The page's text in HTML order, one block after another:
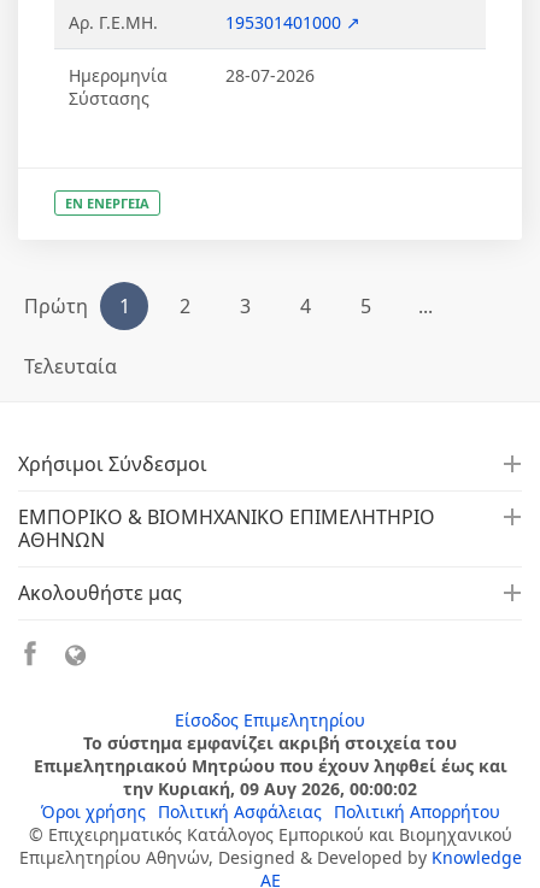
Αρ. Γ.Ε.ΜΗ. 195301401000 ↗
Ημερομηνία
Σύστασης
28-07-2026
ΕΝ ΕΝΕΡΓΕΙΑ
Πρώτη 1 2 3 4 5 ...
Τελευταία
Χρήσιμοι Σύνδεσμοι
ΕΜΠΟΡΙΚΟ & ΒΙΟΜΗΧΑΝΙΚΟ ΕΠΙΜΕΛΗΤΗΡΙΟ
ΑΘΗΝΩΝ
Ακολουθήστε μας
Είσοδος Επιμελητηρίου
Το σύστημα εμφανίζει ακριβή στοιχεία του
Επιμελητηριακού Μητρώου που έχουν ληφθεί έως και
την Κυριακή, 09 Αυγ 2026, 00:00:02
Όροι χρήσης
Πολιτική Ασφάλειας
Πολιτική Απορρήτου
© Επιχειρηματικός Κατάλογος Εμπορικού και Βιομηχανικού
Επιμελητηρίου Αθηνών, Designed & Developed by Knowledge
AE